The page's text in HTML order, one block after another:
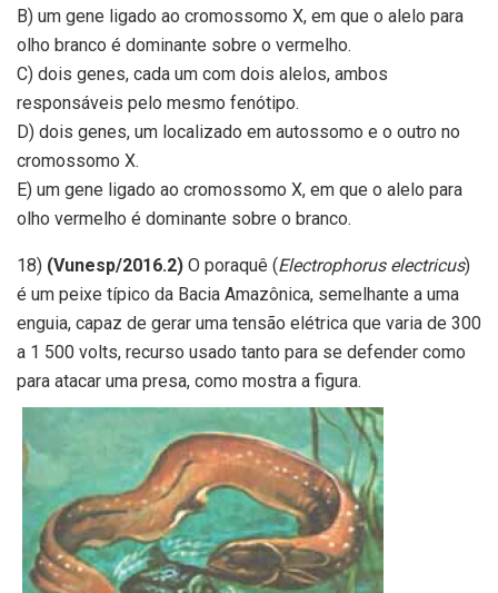
B) um gene ligado ao cromossomo X, em que o alelo para
olho branco é dominante sobre o vermelho.
C) dois genes, cada um com dois alelos, ambos
responsáveis pelo mesmo fenótipo.
D) dois genes, um localizado em autossomo e o outro no
cromossomo X.
E) um gene ligado ao cromossomo X, em que o alelo para
olho vermelho é dominante sobre o branco.
18) (Vunesp/2016.2) O poraquê (Electrophorus electricus)
é um peixe típico da Bacia Amazônica, semelhante a uma
enguia, capaz de gerar uma tensão elétrica que varia de 300
a 1 500 volts, recurso usado tanto para se defender como
para atacar uma presa, como mostra a figura.